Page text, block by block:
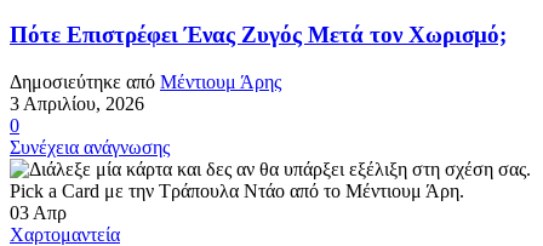
Πότε Επιστρέφει Ένας Ζυγός Μετά τον Χωρισμό;
Δημοσιεύτηκε από Μέντιουμ Άρης
3 Απριλίου, 2026
0
Συνέχεια ανάγνωσης
03 Απρ
Χαρτομαντεία